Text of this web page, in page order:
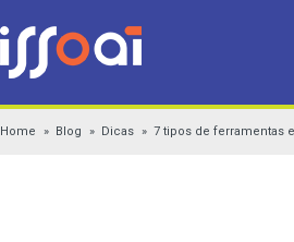
Home Blog Dicas 7 tipos de ferramentas